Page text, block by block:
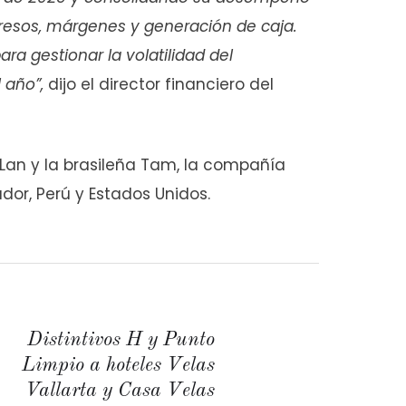
márgenes y generación de caja.
gestionar la volatilidad del
dijo el director financiero del
y la brasileña Tam, la compañía
Perú y Estados Unidos.
Distintivos H y Punto
Limpio a hoteles Velas
Vallarta y Casa Velas